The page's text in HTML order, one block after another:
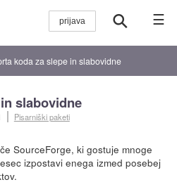
☰
koda za slepe in slabovidne
slabovidne
Pisarniški paketi
SourceForge, ki gostuje mnoge
izpostavi enega izmed posebej